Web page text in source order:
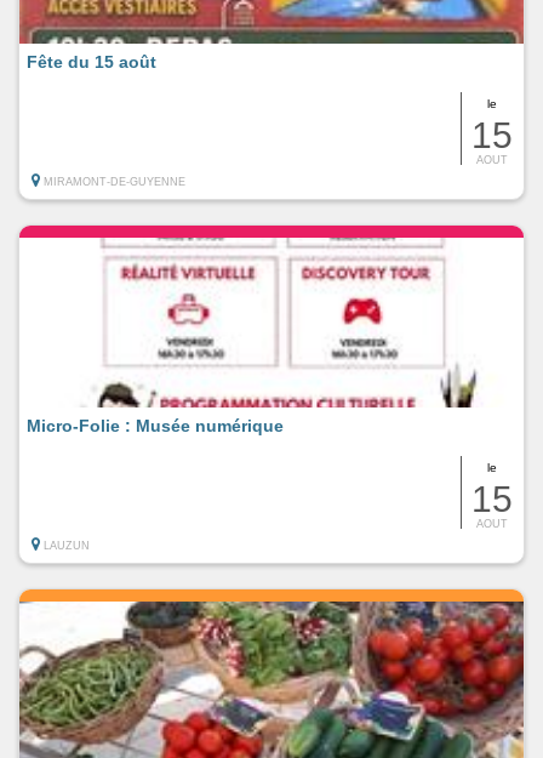
le
15
AOUT
Fête du 15 août
MIRAMONT-DE-GUYENNE
le
15
AOUT
Micro-Folie : Musée numérique
LAUZUN